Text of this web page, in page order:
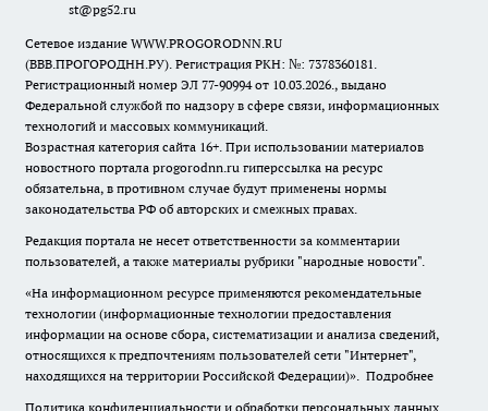
st@pg52.ru
Сетевое издание WWW.PROGORODNN.RU
(ВВВ.ПРОГОРОДНН.РУ). Регистрация РКН: №: 7378360181.
Регистрационный номер ЭЛ 77-90994 от 10.03.2026., выдано
Федеральной службой по надзору в сфере связи, информационных
технологий и массовых коммуникаций.
Возрастная категория сайта 16+. При использовании материалов
новостного портала progorodnn.ru гиперссылка на ресурс
обязательна, в противном случае будут применены нормы
законодательства РФ об авторских и смежных правах.
Редакция портала не несет ответственности за комментарии
пользователей, а также материалы рубрики "народные новости".
«На информационном ресурсе применяются рекомендательные
технологии (информационные технологии предоставления
информации на основе сбора, систематизации и анализа сведений,
относящихся к предпочтениям пользователей сети "Интернет",
находящихся на территории Российской Федерации)». Подробнее
Политика конфиденциальности и обработки персональных данных